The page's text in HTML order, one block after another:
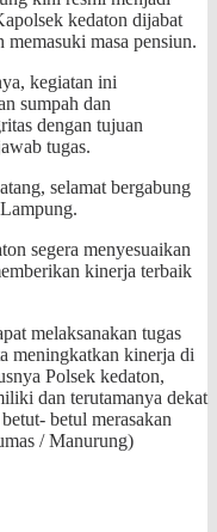
kedaton dijabat
masa pensiun.
kegiatan ini
sumpah dan
dengan tujuan
tugas.
selamat bergabung
segera menyesuaikan
kinerja terbaik
melaksanakan tugas
meningkatkan kinerja di
Polsek kedaton,
dan terutamanya dekat
betul merasakan
/ Manurung)